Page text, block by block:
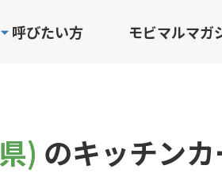
呼びたい方 モビマルマガ
) のキッチン